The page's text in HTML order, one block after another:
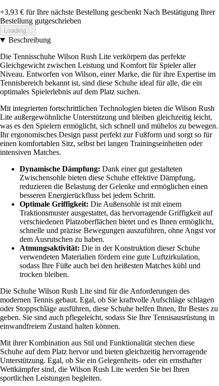
+3,93 € für Ihre nächste Bestellung geschenkt Nach Bestätigung Ihrer
Bestellung gutgeschrieben
Loading...
Beschreibung
Die Tennisschuhe Wilson Rush Lite verkörpern das perfekte
Gleichgewicht zwischen Leistung und Komfort für Spieler aller
Niveau. Entworfen von Wilson, einer Marke, die für ihre Expertise im
Tennisbereich bekannt ist, sind diese Schuhe ideal für alle, die ein
optimales Spielerlebnis auf dem Platz suchen.
Mit integrierten fortschrittlichen Technologien bieten die Wilson Rush
Lite außergewöhnliche Unterstützung und bleiben gleichzeitig leicht,
was es den Spielern ermöglicht, sich schnell und mühelos zu bewegen.
Ihr ergonomisches Design passt perfekt zur Fußform und sorgt so für
einen komfortablen Sitz, selbst bei langen Trainingseinheiten oder
intensiven Matches.
Dynamische Dämpfung: Dank einer gut gestalteten
Zwischensohle bieten diese Schuhe effektive Dämpfung,
reduzieren die Belastung der Gelenke und ermöglichen einen
besseren Energierückfluss bei jedem Schritt.
Optimale Griffigkeit: Die Außensohle ist mit einem
Traktionsmuster ausgestattet, das hervorragende Griffigkeit auf
verschiedenen Platzoberflächen bietet und es Ihnen ermöglicht,
schnelle und präzise Bewegungen auszuführen, ohne Angst vor
dem Ausrutschen zu haben.
Atmungsaktivität: Die in der Konstruktion dieser Schuhe
verwendeten Materialien fördern eine gute Luftzirkulation,
sodass Ihre Füße auch bei den heißesten Matches kühl und
trocken bleiben.
Die Schuhe Wilson Rush Lite sind für die Anforderungen des
modernen Tennis gebaut. Egal, ob Sie kraftvolle Aufschläge schlagen
oder Stoppschläge ausführen, diese Schuhe helfen Ihnen, Ihr Bestes zu
geben. Sie sind auch pflegeleicht, sodass Sie Ihre Tennisausrüstung in
einwandfreiem Zustand halten können.
Mit ihrer Kombination aus Stil und Funktionalität stechen diese
Schuhe auf dem Platz hervor und bieten gleichzeitig hervorragende
Unterstützung. Egal, ob Sie ein Gelegenheits- oder ein ernsthafter
Wettkämpfer sind, die Wilson Rush Lite werden Sie bei Ihren
sportlichen Leistungen begleiten.